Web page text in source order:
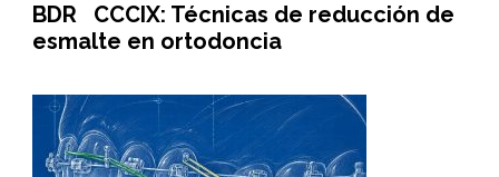
BDR CCCIX: Técnicas de reducción de
esmalte en ortodoncia